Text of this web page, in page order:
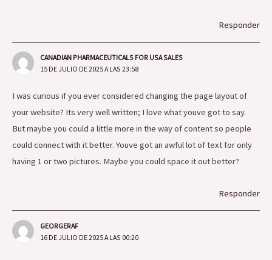
Responder
CANADIAN PHARMACEUTICALS FOR USA SALES
15 DE JULIO DE 2025 A LAS 23:58
I was curious if you ever considered changing the page layout of
your website? Its very well written; I love what youve got to say.
But maybe you could a little more in the way of content so people
could connect with it better. Youve got an awful lot of text for only
having 1 or two pictures. Maybe you could space it out better?
Responder
GEORGERAF
16 DE JULIO DE 2025 A LAS 00:20